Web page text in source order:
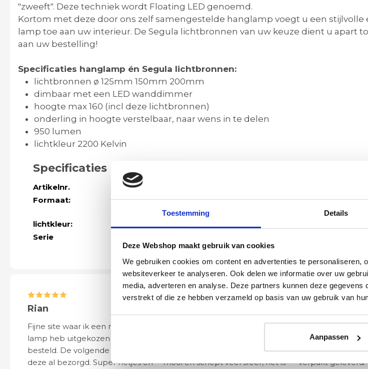
Toestemming Details
Deze Webshop maakt gebruik van cookies
We gebruiken cookies om content en advertenties te personaliseren,
websiteverkeer te analyseren. Ook delen we informatie over uw
media, adverteren en analyse. Deze partners kunnen deze
verstrekt of die ze hebben verzameld op basis van uw gebruik van
Aanpassen
"zweeft". Deze techniek wordt Floating LED genoemd.
Kortom met deze door ons zelf samengestelde hanglamp voegt u een stijlvolle
lamp toe aan uw interieur. De Segula lichtbronnen van uw keuze dient u apart
aan uw bestelling!
Specificaties hanglamp én Segula lichtbronnen:
lichtbronnen ø 125mm 150mm 200mm
dimbaar met een LED wanddimmer
hoogte max 160 (incl deze lichtbronnen)
onderling in hoogte verstelbaar, naar wens in te delen
950 lumen
lichtkleur 2200 Kelvin
Specificaties
Artikelnr.
Formaat:
Ø plafondplaat: 30 cm x Hoogte: max. 160 cm (incl.
lichtbronnen)
lichtkleur:
Serie
Rian
Fijne site waar ik een mooie
lamp heb uitgekozen en
besteld. De volgende dag werd
deze al bezorgd. Super netjes en
naar wens. Het artikel is zeer
mooi en schept veel sfeer, het is
Wij hadden 2
met totaal 11
kappen. Dit was
verpakt